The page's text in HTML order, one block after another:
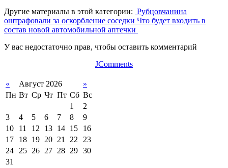
Другие материалы в этой категории: Рубцовчанина
оштрафовали за оскорбление соседки Что будет входить в
состав новой автомобильной аптечки
У вас недостаточно прав, чтобы оставить комментарий
JComments
« Август 2026
»
Пн Вт Ср Чт Пт Сб Вс
1
2
3
4 5 6 7 8
9
10
11 12 13 14 15
16
17
18 19 20 21 22
23
24
25 26 27 28 29 30
31